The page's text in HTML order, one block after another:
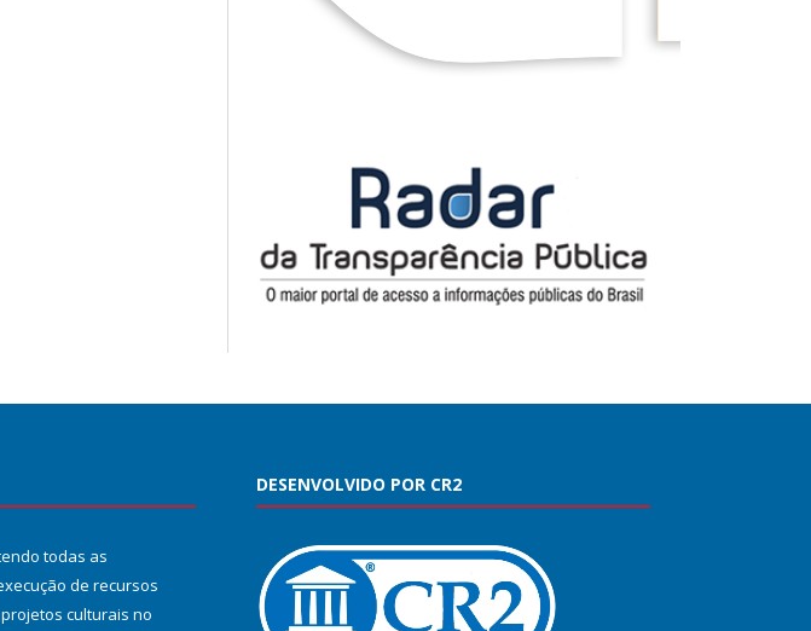
todas as
de recursos
culturais no
DESENVOLVIDO POR CR2